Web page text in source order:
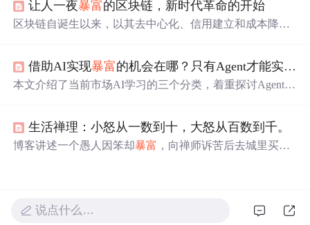
链领域的复杂性和个人情感的交织。
让人一夜暴富的区块链，新时代革命的开始
区块链自诞生以来，以其去中心化、信用建立和成本降低
分布式账本技术、加密算法和共识机制，区块链实现了无
需中介的信任，为共享经济提供了新的可能，有望推动共
区块链的发展仍需时间验证。
借助AI实现暴富的机会在哪？只有Agent才能实现AI赚钱机会！
本文介绍了当前市场AI学习的三个分类，着重探讨Agent方
出AI能力与模式结合实现商业化。最后给出Coze的学习思
路，包括认识AI、掌握功能模块和案例实操。
生活禅理：小怒从一数到十，大怒从百数到千。
博客讲述一个愚人因笨却暴富 ，向禅师诉苦后去城里买智
说点什么…